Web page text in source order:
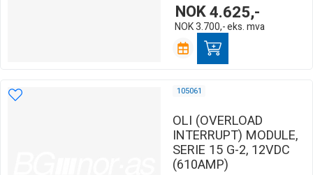
NOK4.625,-
NOK3.700,-eks. mva
105061
OLI (OVERLOAD
INTERRUPT) MODULE,
SERIE 15 G-2, 12VDC
(610AMP)